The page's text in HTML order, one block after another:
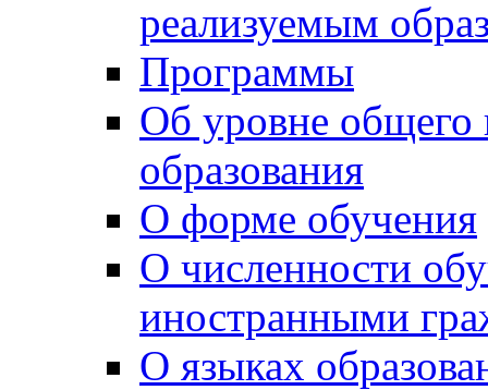
реализуемым
Программы
Об уровне общего
образования
О форме обучения
О численности
иностранными
О языках